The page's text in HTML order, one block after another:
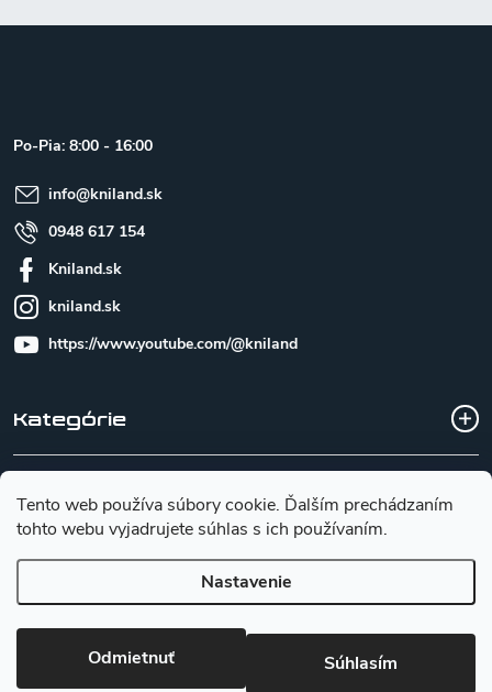
Tento web používa súbory cookie. Ďalším prechádzaním
tohto webu vyjadrujete súhlas s ich používaním.
Nastavenie
Odmietnuť Súhlasím
Po-Pia: 8:00 - 16:00
info@kniland.sk
0948 617 154
Kniland.sk
kniland.sk
https://www.youtube.com/@kniland
Kategórie
Základné informácie pre výber noža
. Všetky práva vyhradené.